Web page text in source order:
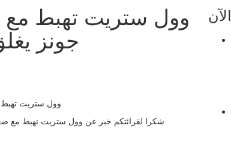
وول ستريت تهبط مع
جونز يغلق